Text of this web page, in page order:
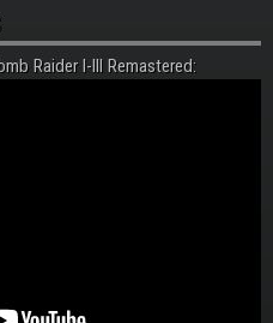
Raider I-III Remastered: